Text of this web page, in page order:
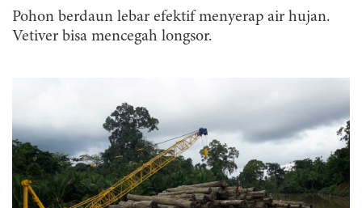
Pohon berdaun lebar efektif menyerap air hujan.
Vetiver bisa mencegah longsor.